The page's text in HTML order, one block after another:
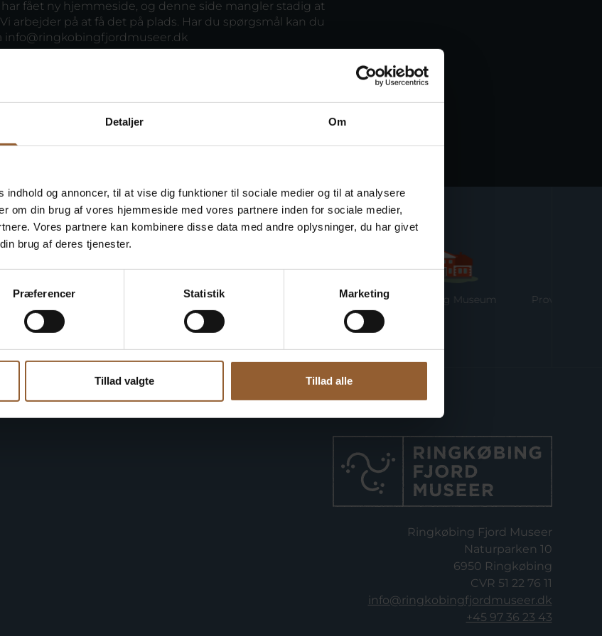
Detaljer Om
og annoncer, til at vise dig funktioner til sociale medier og til at analysere
om din brug af vores hjemmeside med vores partnere inden for sociale medier,
Vores partnere kan kombinere disse data med andre oplysninger, du har givet
brug af deres tjenester.
Præferencer Statistik Marketing
Tillad valgte Tillad alle
har fået ny hjemmeside, og denne side mangler stadig at
arbejder på at få det på plads. Har du spørgsmål kan du
info@ringkobingfjordmuseer.dk
Skjern Vindmølle Ringkøbing Museum Provstgaards
Ringkøbing Fjord Museer
Naturparken 10
6950 Ringkøbing
CVR 51 22 76 11
info@ringkobingfjordmuseer.dk
+45 97 36 23 43